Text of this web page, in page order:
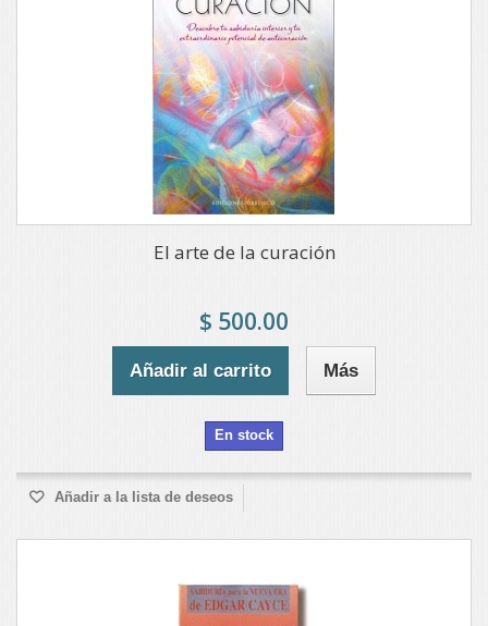
El arte de la curación
$ 500.00
Añadir al carrito Más
En stock
Añadir a la lista de deseos